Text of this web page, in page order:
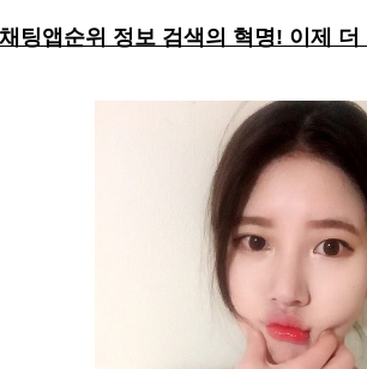
채팅앱순위 정보 검색의 혁명! 이제